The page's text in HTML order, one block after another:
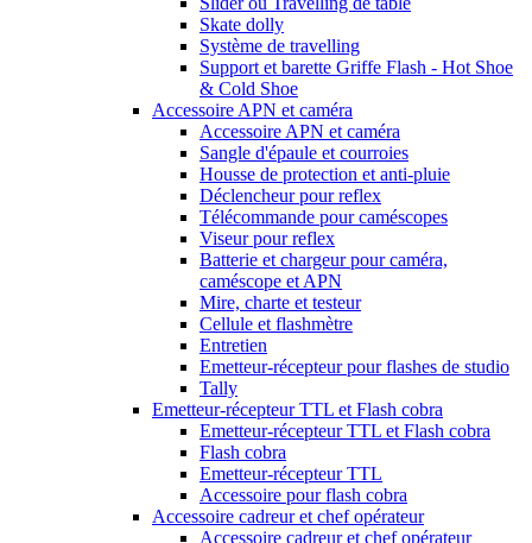
Skate dolly
Système de travelling
Support et barette Griffe Flash - Hot Shoe
& Cold Shoe
Accessoire APN et caméra
Accessoire APN et caméra
Sangle d'épaule et courroies
Housse de protection et anti-pluie
Déclencheur pour reflex
Télécommande pour caméscopes
Viseur pour reflex
Batterie et chargeur pour caméra,
caméscope et APN
Mire, charte et testeur
Cellule et flashmètre
Entretien
Emetteur-récepteur pour flashes de studio
Tally
Emetteur-récepteur TTL et Flash cobra
Emetteur-récepteur TTL et Flash cobra
Flash cobra
Emetteur-récepteur TTL
Accessoire pour flash cobra
Accessoire cadreur et chef opérateur
Accessoire cadreur et chef opérateur